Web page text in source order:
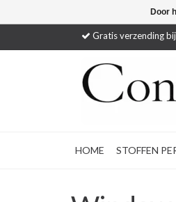
Gratis verzending
HOME STOFFEN
Door